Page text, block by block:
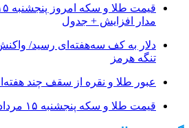
مدار افزایش + جدول
دلار به کف سه‌هفته‌ای رسید/
تنگه هرمز
عبور طلا و نقره از سقف چند
قیمت طلا و سکه پنجشنبه ۱۵ مرداد